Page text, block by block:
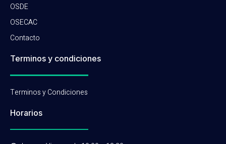
OSDE
OSECAC
Contacto
Terminos y condiciones
Terminos y Condiciones
Horarios